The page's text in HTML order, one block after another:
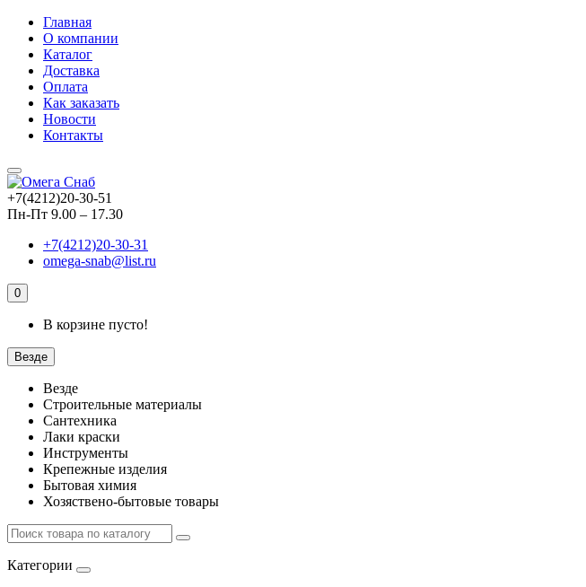
Главная
О компании
Каталог
Доставка
Оплата
Как заказать
Новости
Контакты
+7(4212)20-30-51
Пн-Пт 9.00 – 17.30
+7(4212)20-30-31
omega-snab@list.ru
0
В корзине пусто!
Везде
Везде
Строительные материалы
Сантехника
Лаки краски
Инструменты
Крепежные изделия
Бытовая химия
Хозяствено-бытовые товары
Категории